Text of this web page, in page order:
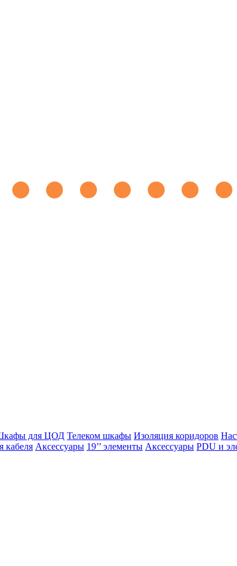
для ЦОД Телеком шкафы Изоляция коридоров
кабеля Аксессуары 19’’ элементы Аксессуары PDU и